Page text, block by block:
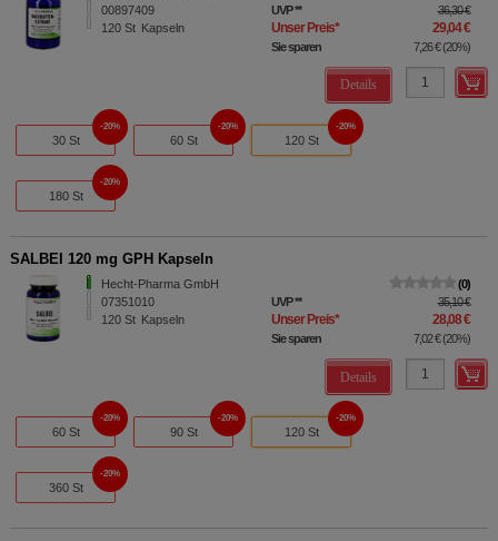
00897409
120 St Kapseln
UVP** 36,30 €
Unser Preis* 29,04 €
Sie sparen 7,26 €(20%)
Details
30 St
20%
60 St
20%
120 St
20%
180 St
20%
SALBEI 120 mg GPH Kapseln
Hecht-Pharma GmbH
07351010
120 St Kapseln
0
UVP** 35,10 €
Unser Preis* 28,08 €
Sie sparen 7,02 €(20%)
Details
60 St
20%
90 St
20%
120 St
20%
360 St
20%